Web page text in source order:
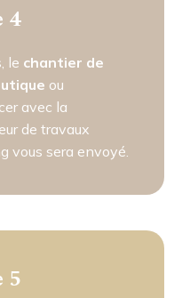
4
le chantier de
ou
avec la
de travaux
vous sera envoyé.
5